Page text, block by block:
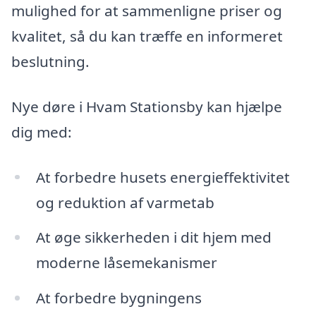
mulighed for at sammenligne priser og
kvalitet, så du kan træffe en informeret
beslutning.
Nye døre i Hvam Stationsby kan hjælpe
dig med:
At forbedre husets energieffektivitet
og reduktion af varmetab
At øge sikkerheden i dit hjem med
moderne låsemekanismer
At forbedre bygningens